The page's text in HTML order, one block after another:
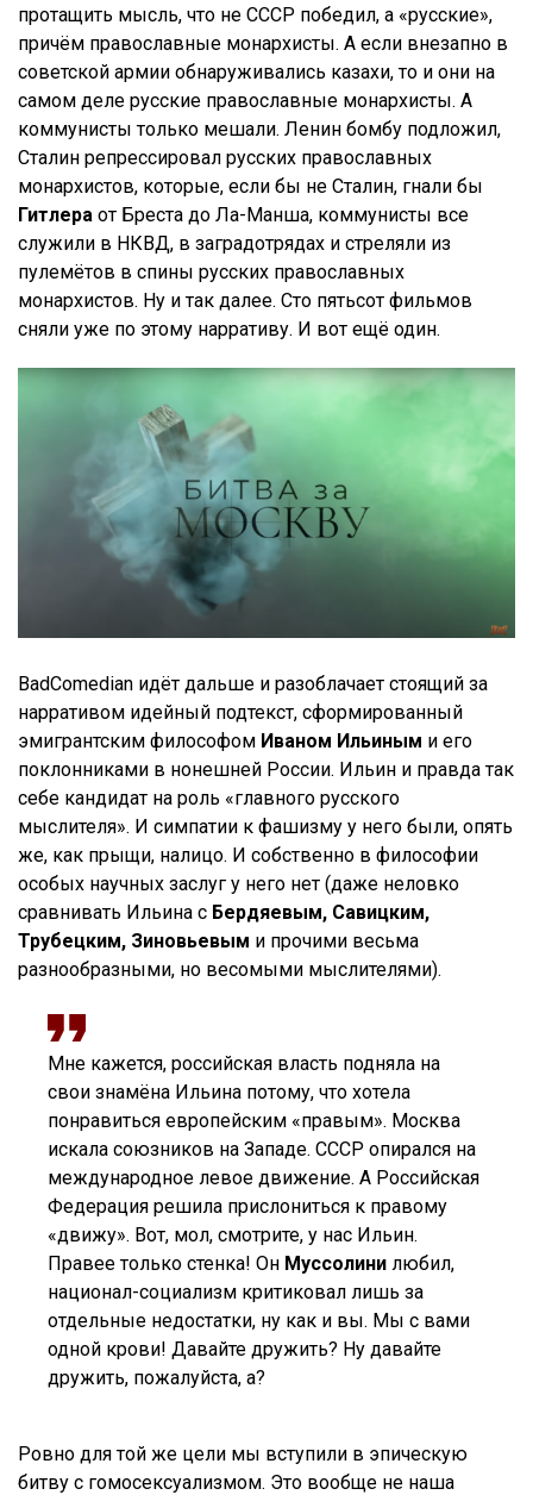
протащить мысль, что не СССР победил, а «русские»,
причём православные монархисты. А если внезапно в
советской армии обнаруживались казахи, то и они на
самом деле русские православные монархисты. А
коммунисты только мешали. Ленин бомбу подложил,
Сталин репрессировал русских православных
монархистов, которые, если бы не Сталин, гнали бы
Гитлера от Бреста до Ла-Манша, коммунисты все
служили в НКВД, в заградотрядах и стреляли из
пулемётов в спины русских православных
монархистов. Ну и так далее. Сто пятьсот фильмов
сняли уже по этому нарративу. И вот ещё один.
BadComedian идёт дальше и разоблачает стоящий за
нарративом идейный подтекст, сформированный
эмигрантским философом Иваном Ильиным и его
поклонниками в нонешней России. Ильин и правда так
себе кандидат на роль «главного русского
мыслителя». И симпатии к фашизму у него были, опять
же, как прыщи, налицо. И собственно в философии
особых научных заслуг у него нет (даже неловко
сравнивать Ильина с Бердяевым, Савицким,
Трубецким, Зиновьевым и прочими весьма
разнообразными, но весомыми мыслителями).
Мне кажется, российская власть подняла на
свои знамёна Ильина потому, что хотела
понравиться европейским «правым». Москва
искала союзников на Западе. СССР опирался на
международное левое движение. А Российская
Федерация решила прислониться к правому
«движу». Вот, мол, смотрите, у нас Ильин.
Правее только стенка! Он Муссолини любил,
национал-социализм критиковал лишь за
отдельные недостатки, ну как и вы. Мы с вами
одной крови! Давайте дружить? Ну давайте
дружить, пожалуйста, а?
Ровно для той же цели мы вступили в эпическую
битву с гомосексуализмом. Это вообще не наша